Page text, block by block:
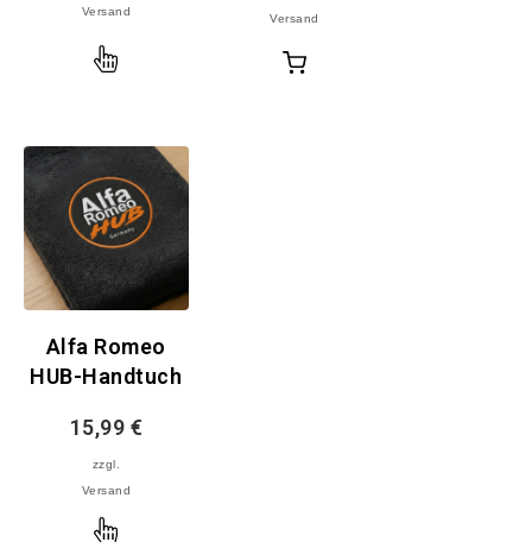
Versand
Versand
Alfa Romeo
HUB-Handtuch
15,99 €
zzgl.
Versand